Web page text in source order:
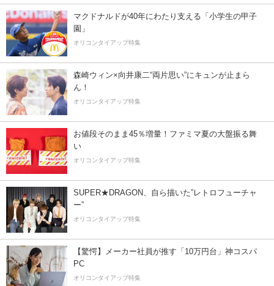
マクドナルドが40年にわたり支える「小学生の甲子
園」
オリコンタイアップ特集
森崎ウィン×向井康二“両片思い”にキュンが止まら
ん！
オリコンタイアップ特集
お値段そのまま45％増量！ファミマ夏の大盤振る舞
い
オリコンタイアップ特集
SUPER★DRAGON、自ら描いた”レトロフューチャ
ー”
オリコンタイアップ特集
【驚愕】メーカー社員が推す「10万円台」神コスパ
PC
オリコンタイアップ特集